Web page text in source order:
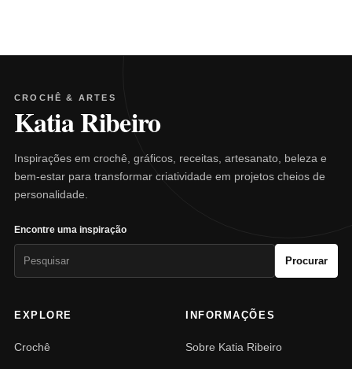
CROCHÊ & ARTES
Katia Ribeiro
Inspirações em crochê, gráficos, receitas, artesanato, beleza e
bem-estar para transformar criatividade em projetos cheios de
personalidade.
Encontre uma inspiração
Procurar
EXPLORE
Crochê
INFORMAÇÕES
Sobre Katia Ribeiro